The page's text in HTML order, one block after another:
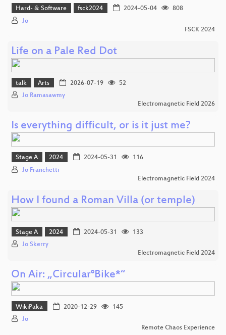
Hard- & Software fsck2024 2024-05-04
808
Jo
FSCK 2024
Life on a Pale Red Dot
talk Arts 2026-07-19
52
Jo Ramasawmy
Electromagnetic Field 2026
Is everything difficult, or is it just me?
Stage A 2024 2024-05-31
116
Jo Franchetti
Electromagnetic Field 2024
How I found a Roman Villa (or temple)
Stage A 2024 2024-05-31
133
Jo Skerry
Electromagnetic Field 2024
On Air: „Circular°Bike*“
WikiPaka 2020-12-29
145
Jo
Remote Chaos Experience